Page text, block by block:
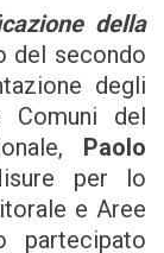
della
secondo
degli
Comuni del
Paolo
per lo
e Aree
partecipato